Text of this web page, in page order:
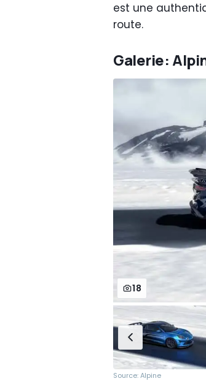
est une
route.
Galerie:
18
Source: Alpine